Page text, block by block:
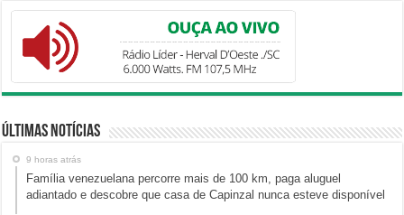
Últimas Notícias
9 horas atrás
Família venezuelana percorre mais de 100 km, paga aluguel
adiantado e descobre que casa de Capinzal nunca esteve disponível